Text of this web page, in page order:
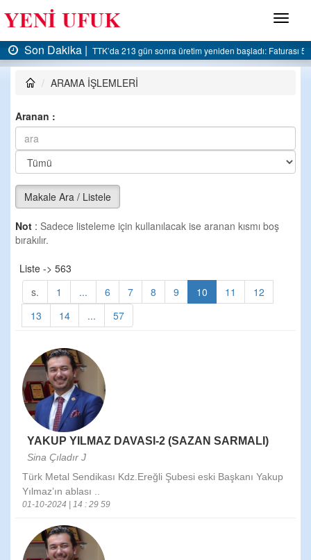
Menü
213 gün sonra üretim yeniden başladı: Faturası 5 milyar liraya dayandı
Son Dakika |AK
ARAMA İŞLEMLERİ
Aranan :
Makale Ara / Listele
Not : Sadece listeleme için kullanılacak ise aranan kısmı boş
bırakılır.
Liste -> 563
s.
1 ... 6 7 8 9 10 11
12
13
14 ... 57
YAKUP YILMAZ DAVASI-2 (SAZAN SARMALI)
Sina Çıladır J
Türk Metal Sendikası Kdz.Ereğli Şubesi eski Başkanı Yakup
Yılmaz’ın ablası ..
01-10-2024 | 14 : 29 59